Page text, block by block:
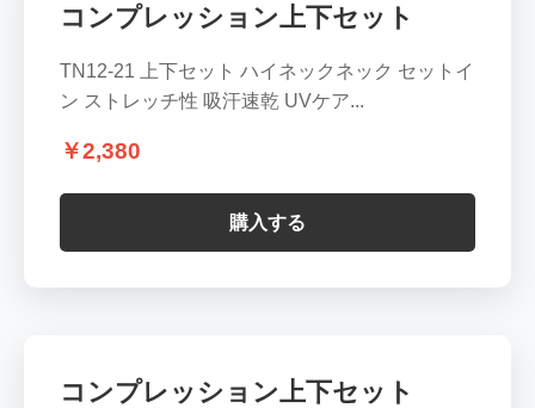
コンプレッション上下セット
TN12-21 上下セット ハイネックネック セットイ
ン ストレッチ性 吸汗速乾 UVケア...
￥2,380
購入する
コンプレッション上下セット